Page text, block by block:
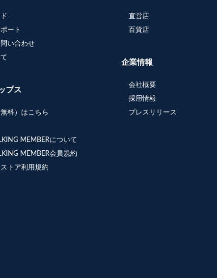
ート
い合わせ
プス
料）はこちら
MEMBERについて
MEMBER会員規約
トア利用規約
直営店
百貨店
企業情報
会社概要
採用情報
プレスリリース